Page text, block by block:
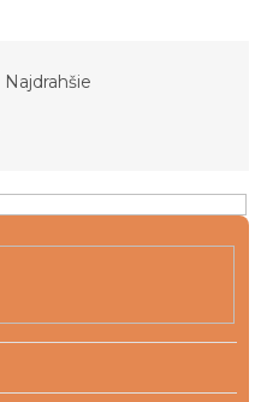
Najdrahšie